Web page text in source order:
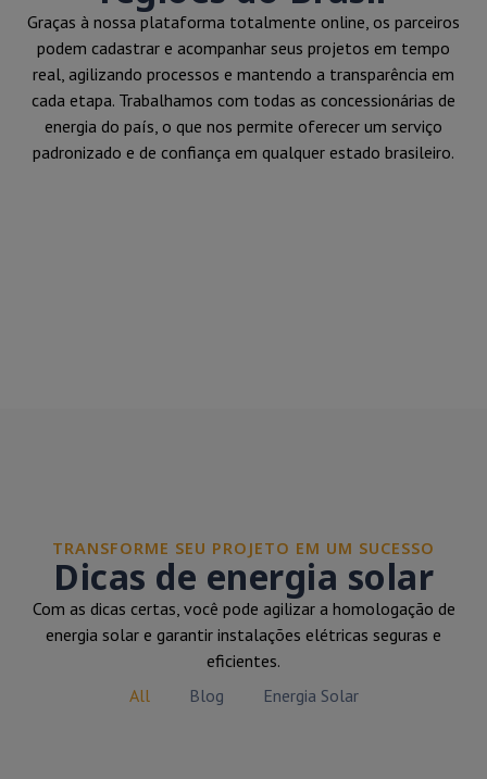
Graças à nossa plataforma totalmente online, os parceiros
podem cadastrar e acompanhar seus projetos em tempo
real, agilizando processos e mantendo a transparência em
cada etapa. Trabalhamos com todas as concessionárias de
energia do país, o que nos permite oferecer um serviço
padronizado e de confiança em qualquer estado brasileiro.
TRANSFORME SEU PROJETO EM UM SUCESSO
Dicas de energia solar
Com as dicas certas, você pode agilizar a homologação de
energia solar e garantir instalações elétricas seguras e
eficientes.
All
Blog Energia Solar